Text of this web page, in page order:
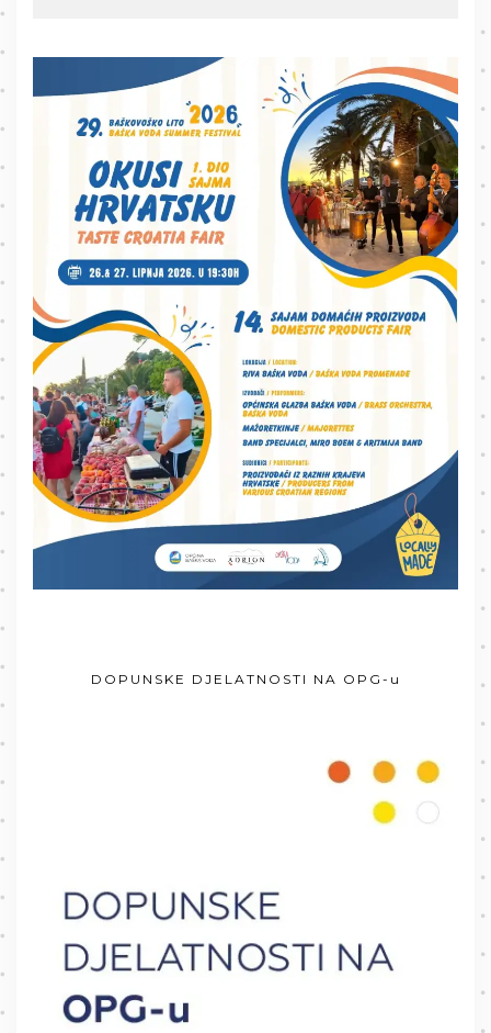
DOPUNSKE DJELATNOSTI NA OPG-u